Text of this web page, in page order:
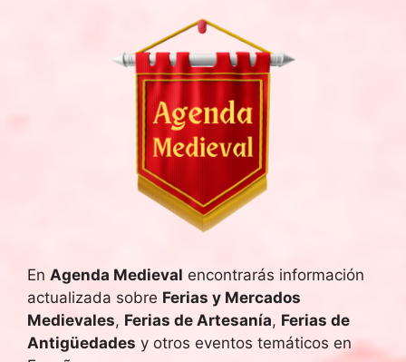
En Agenda Medieval encontrarás información
actualizada sobre Ferias y Mercados
Medievales, Ferias de Artesanía, Ferias de
Antigüedades y otros eventos temáticos en